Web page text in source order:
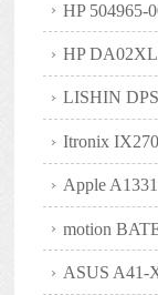
HP 504965-
HP DA02XL
LISHIN
Itronix
Apple
motion
ASUS A41-